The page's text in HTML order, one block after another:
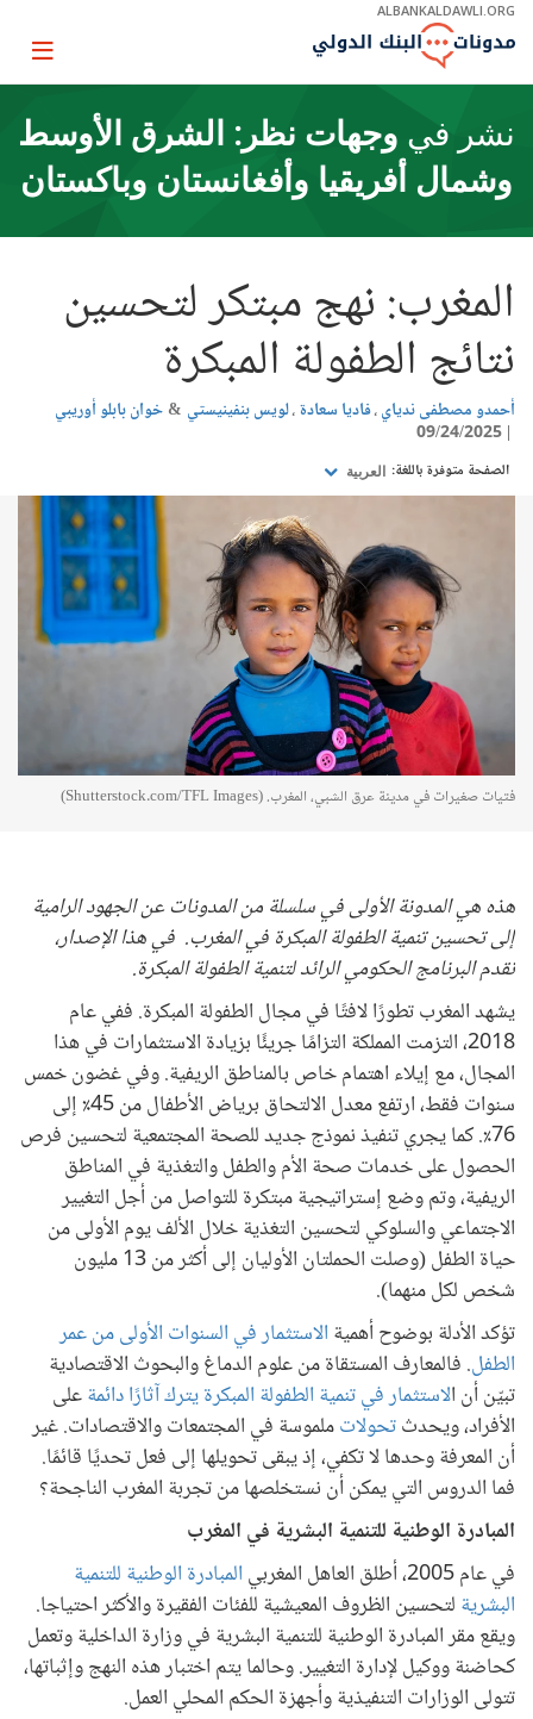
Skip
Main
ALBANKALDAWLI.ORG
Page
نشر في وجهات نظر: الشرق الأوسط
وشمال أفريقيا وأفغانستان وباكستان
المغرب: نهج مبتكر لتحسين
نتائج الطفولة المبكرة
أحمدو مصطفى ندياي فاديا سعادة لويس بنفينيستي خوان بابلو أوريبي
09/24/2025
الصفحة متوفرة باللغة: العربية
فتيات صغيرات في مدينة عرق الشبي، المغرب. (Shutterstock.com/TFL Images)
هذه هي المدونة الأولى في سلسلة من المدونات عن الجهود الرامية
إلى تحسين تنمية الطفولة المبكرة في المغرب. في هذا الإصدار،
نقدم البرنامج الحكومي الرائد لتنمية الطفولة المبكرة.
يشهد المغرب تطورًا لافتًا في مجال الطفولة المبكرة. ففي عام
2018، التزمت المملكة التزامًا جريئًا بزيادة الاستثمارات في هذا
المجال، مع إيلاء اهتمام خاص بالمناطق الريفية. وفي غضون خمس
سنوات فقط، ارتفع معدل الالتحاق برياض الأطفال من 45٪ إلى
76٪. كما يجري تنفيذ نموذج جديد للصحة المجتمعية لتحسين فرص
الحصول على خدمات صحة الأم والطفل والتغذية في المناطق
الريفية، وتم وضع إستراتيجية مبتكرة للتواصل من أجل التغيير
الاجتماعي والسلوكي لتحسين التغذية خلال الألف يوم الأولى من
حياة الطفل (وصلت الحملتان الأوليان إلى أكثر من 13 مليون
شخص لكل منهما).
تؤكد الأدلة بوضوح أهمية الاستثمار في السنوات الأولى من عمر
الطفل. فالمعارف المستقاة من علوم الدماغ والبحوث الاقتصادية
تبيّن أن الاستثمار في تنمية الطفولة المبكرة يترك آثارًا دائمةعلى
الأفراد، ويحدثتحولاتملموسة في المجتمعات والاقتصادات. غير
أن المعرفة وحدها لا تكفي، إذ يبقى تحويلها إلى فعل تحديًا قائمًا.
فما الدروس التي يمكن أن نستخلصها من تجربة المغرب الناجحة؟
المبادرة الوطنية للتنمية البشرية في المغرب
في عام 2005، أطلق العاهل المغربي
المبادرة الوطنية للتنمية
البشرية لتحسين الظروف المعيشية للفئات الفقيرة والأكثر احتياجا.
ويقع مقر المبادرة الوطنية للتنمية البشرية في وزارة الداخلية وتعمل
كحاضنة ووكيل لإدارة التغيير. وحالما يتم اختبار هذه النهج وإثباتها،
تتولى الوزارات التنفيذية وأجهزة الحكم المحلي العمل.